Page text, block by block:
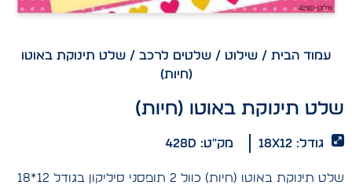
עמוד הבית/ שילוט/ שלטים לרכב/ שלט תינוקת באוטו
(חיות)
שלט תינוקת באוטו (חיות)
גודל: 18x12 מק"ט: 428D
שלט תינוקת באוטו (חיות) כוול 2 תופסני סיליקון בגודל 12*18